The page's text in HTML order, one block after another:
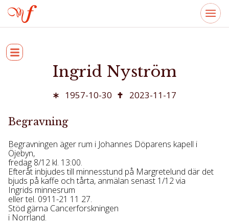
Ingrid Nyström
1957-10-30 2023-11-17
Begravning
Begravningen äger rum i Johannes Döparens kapell i
Öjebyn,
fredag 8/12 kl. 13:00.
Efteråt inbjudes till minnesstund på Margretelund där det
bjuds på kaffe och tårta, anmälan senast 1/12 via
Ingrids minnesrum
eller tel. 0911-21 11 27.
Stöd gärna Cancerforskningen
i Norrland.